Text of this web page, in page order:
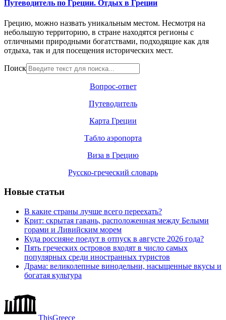
Путеводитель по Греции. Отдых в Греции
Грецию, можно назвать уникальным местом. Несмотря на
небольшую территорию, в стране находятся регионы с
отличными природными богатствами, подходящие как для
отдыха, так и для посещения исторических мест.
Поиск
Вопрос-ответ
Путеводитель
Карта Греции
Табло аэропорта
Виза в Грецию
Русско-греческий словарь
Новые статьи
В какие страны лучше всего переехать?
Крит: скрытая гавань, расположенная между Белыми
горами и Ливийским морем
Куда россияне поедут в отпуск в августе 2026 года?
Пять греческих островов входят в число самых
популярных среди иностранных туристов
Драма: великолепные винодельни, насыщенные вкусы и
богатая культура
ThisGreece